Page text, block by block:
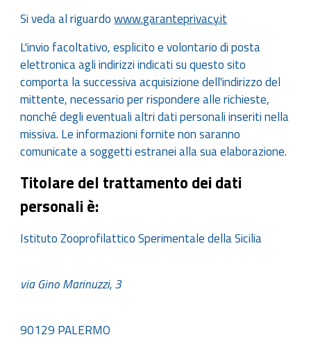
Si veda al riguardowww.garanteprivacy.it
L'invio facoltativo, esplicito e volontario di posta
elettronica agli indirizzi indicati su questo sito
comporta la successiva acquisizione dell'indirizzo del
mittente, necessario per rispondere alle richieste,
nonché degli eventuali altri dati personali inseriti nella
missiva. Le informazioni fornite non saranno
comunicate a soggetti estranei alla sua elaborazione.
Titolare del trattamento dei dati
personali è:
Istituto Zooprofilattico Sperimentale della Sicilia
via Gino Marinuzzi, 3
90129 PALERMO